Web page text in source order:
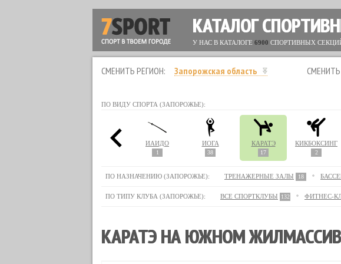
КАТАЛОГ
У НАС В КАТАЛОГЕ 6900 СПОРТИВНЫХ
СМЕНИТЬ РЕГИОН: Запорожская область
ПО ВИДУ СПОРТА (ЗАПОРОЖЬЕ):
ДЗЮДО ИАЙДО
1
ЙОГА
38
КАРАТЭ
17
КИКБОКСИНГ
2
ПО НАЗНАЧЕНИЮ (ЗАПОРОЖЬЕ): ТРЕНАЖЕРНЫЕ ЗАЛЫ 18
ПО ТИПУ КЛУБА (ЗАПОРОЖЬЕ): ВСЕ СПОРТКЛУБЫ 132 ФИТНЕС-
КАРАТЭ НА ЮЖНОМ